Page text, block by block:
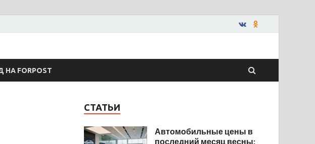
НА FORPOST
СТАТЬИ
Автомобильные цены в
последний месяц весны: